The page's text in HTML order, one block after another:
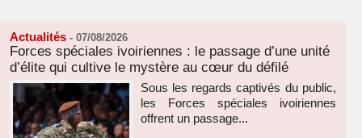
Actualités - 07/08/2026
Forces spéciales ivoiriennes : le passage d’une unité
d’élite qui cultive le mystère au cœur du défilé
Sous les regards captivés du public,
les Forces spéciales ivoiriennes
offrent un passage...